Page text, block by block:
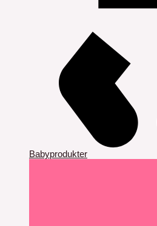
Babyprodukter